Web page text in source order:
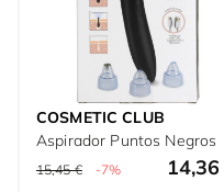
COSMETIC CLUB
Aspirador Puntos Negros
15,45 € -7%